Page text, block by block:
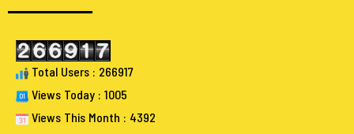
Total Users : 266917
Views Today : 1005
Views This Month : 4392